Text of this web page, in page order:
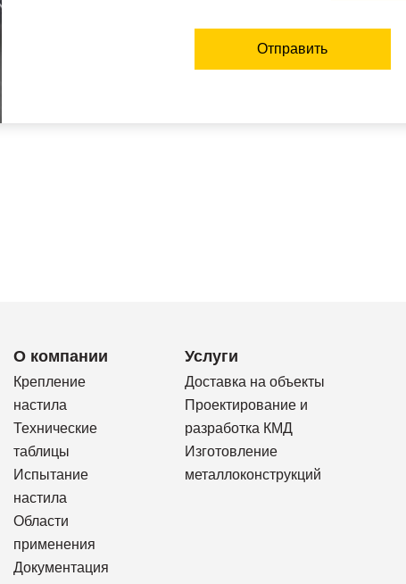
Отправить
О компании
Крепление
настила
Технические
таблицы
Испытание
настила
Области
применения
Документация
Услуги
Доставка на объекты
Проектирование и
разработка КМД
Изготовление
металлоконструкций